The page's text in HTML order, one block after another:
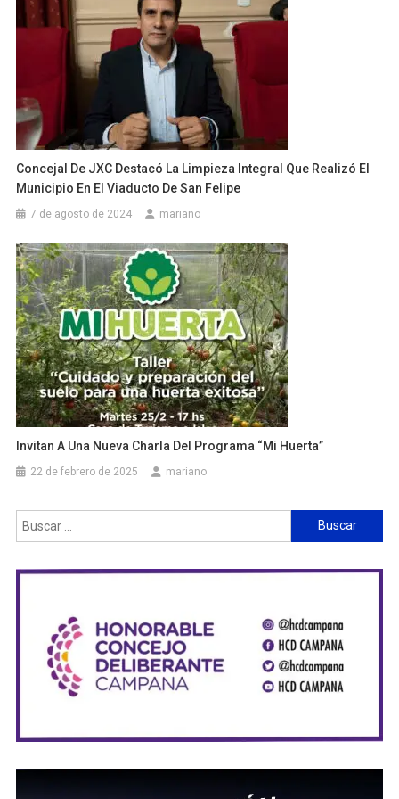
Concejal De JXC Destacó La Limpieza Integral Que Realizó El
Municipio En El Viaducto De San Felipe
7 de agosto de 2024 mariano
Invitan A Una Nueva Charla Del Programa “Mi Huerta”
22 de febrero de 2025 mariano
Buscar: